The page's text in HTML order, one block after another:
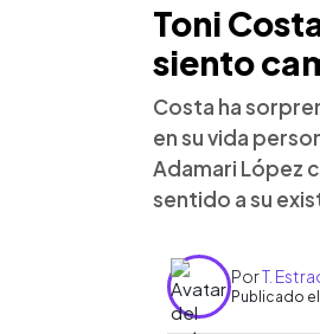
Toni
siento
Costa ha
en su vida
Adamari López
sentido a su
PorT.
Publicado